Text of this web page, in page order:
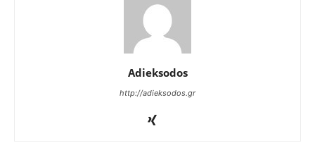
Adieksodos
http://adieksodos.gr